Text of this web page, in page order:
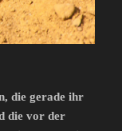
die gerade ihr
die vor der